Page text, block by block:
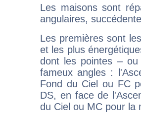
Les maisons sont
angulaires,
Les premières sont
et les plus
dont les pointes –
fameux angles :
Fond du Ciel ou FC
DS, en face de
du Ciel ou MC pour la